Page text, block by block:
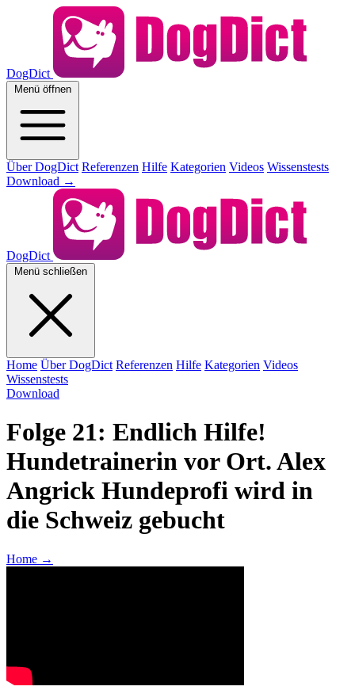
DogDict
Menü öffnen
Über DogDict Referenzen Hilfe Kategorien Videos Wissenstests
Download →
DogDict
Menü schließen
Home Über DogDict Referenzen Hilfe Kategorien Videos
Wissenstests
Download
Folge 21: Endlich Hilfe!
Hundetrainerin vor Ort. Alex
Angrick Hundeprofi wird in
die Schweiz gebucht
Home →